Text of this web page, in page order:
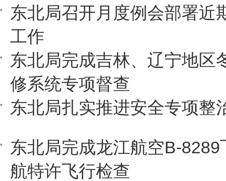
东北局召开月度例会部署近
工作
东北局完成吉林、辽宁地区
修系统专项督查
东北局扎实推进安全专项整
东北局完成龙江航空B-8289
航特许飞行检查